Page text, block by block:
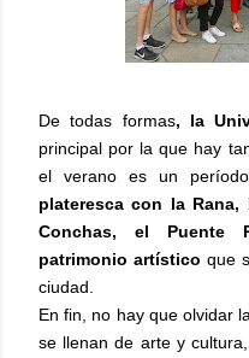
De todas formas, la
principal por la que hay
el verano es un
plateresca con la
Conchas, el Puente
patrimonio artístico que
ciudad.
En fin, no hay que olvidar
se llenan de arte y